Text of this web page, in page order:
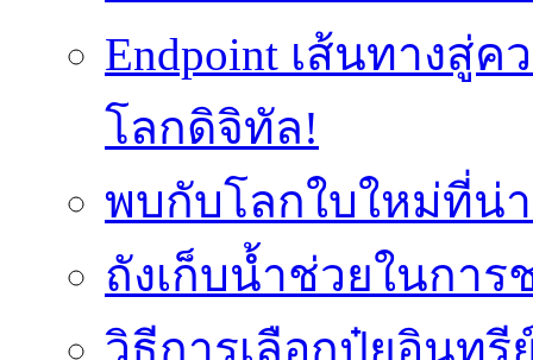
Endpoint เส้นทางสู่
โลกดิจิทัล!
พบกับโลกใบใหม่ที่น่
ถังเก็บน้ำช่วยในกา
วิธีการเลือกปุ๋ยอินทรี